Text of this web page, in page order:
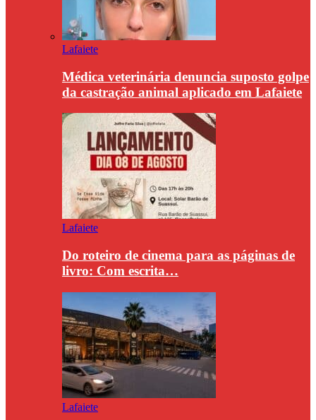
Lafaiete
Médica veterinária denuncia suposto golpe
da castração animal aplicado em Lafaiete
Lafaiete
Do roteiro de cinema para as páginas de
livro: Com escrita…
Lafaiete